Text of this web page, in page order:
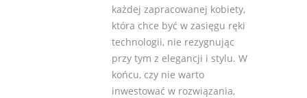
każdej zapracowanej kobiety,
która chce być w zasięgu ręki
technologii, nie rezygnując
przy tym z elegancji i stylu. W
końcu, czy nie warto
inwestować w rozwiązania,